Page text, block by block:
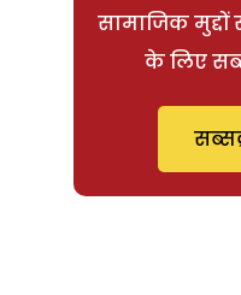
सामाजिक
के लिए